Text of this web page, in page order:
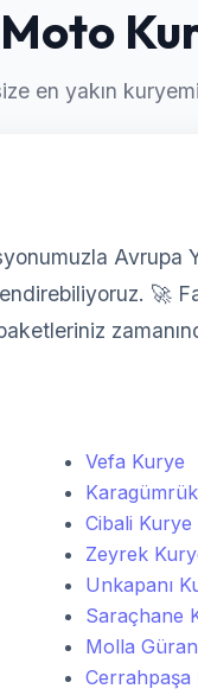
en yakın
Avrupa
🚀
Vefa Kurye
Cibali Kurye
Zeyrek
Unkapanı
Saraçhane
Molla
Cerrahpaşa